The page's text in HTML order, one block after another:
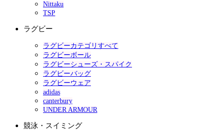
Nittaku
TSP
ラグビー
ラグビーカテゴリすべて
ラグビーボール
ラグビーシューズ・スパイク
ラグビーバッグ
ラグビーウェア
adidas
canterbury
UNDER ARMOUR
競泳・スイミング